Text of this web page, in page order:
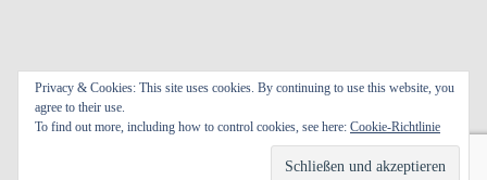
Privacy & Cookies: This site uses cookies. By continuing to use this website, you
agree to their use.
To find out more, including how to control cookies, see here: Cookie-Richtlinie